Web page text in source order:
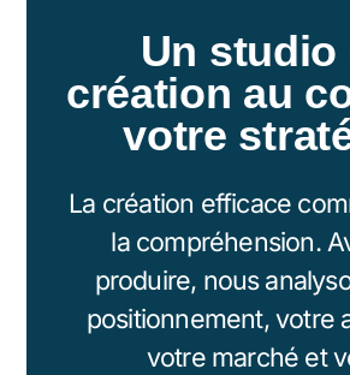
Un studio
création au
votre
La création efficace
la compréhension.
produire, nous
positionnement, votre
votre marché et